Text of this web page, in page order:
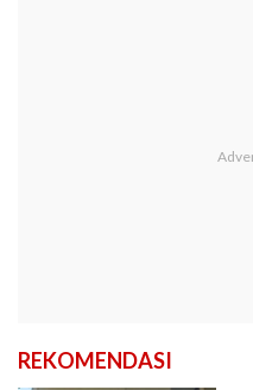
REKOMENDASI